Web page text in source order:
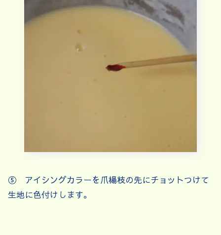
⑤ アイシングカラーを爪楊枝の先にチョットつけて
生地に色付けします。